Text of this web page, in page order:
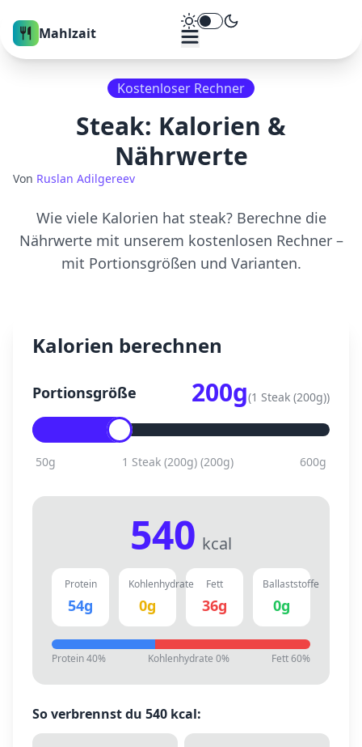
Mahlzait Theme umschalten
Kostenloser Rechner
Steak: Kalorien &
Nährwerte
Von Ruslan Adilgereev
Wie viele Kalorien hat steak? Berechne die
Nährwerte mit unserem kostenlosen Rechner –
mit Portionsgrößen und Varianten.
Kalorien berechnen
Portionsgröße 200g(1 Steak (200g))
50g 1 Steak (200g) (200g) 600g
540 kcal
Protein
54g
Kohlenhydrate
0g
Fett
36g
Ballaststoffe
0g
Protein40% Kohlenhydrate 0% Fett60%
So verbrennst du 540 kcal: